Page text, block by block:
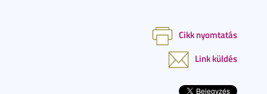
Cikk nyomtatás
Link küldés